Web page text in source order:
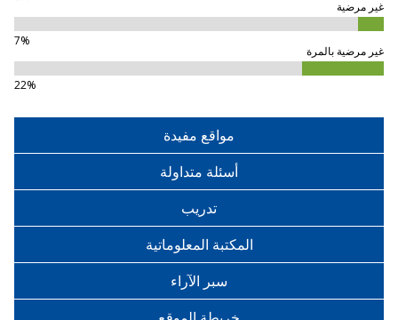
غير مرضية
7%
غير مرضية بالمرة
22%
مواقع مفيدة
أسئلة متداولة
تدريب
المكتبة المعلوماتية
سبر الآراء